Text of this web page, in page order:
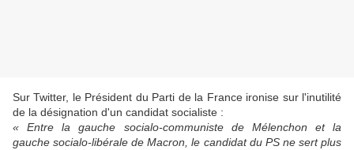
Sur Twitter, le Président du Parti de la France ironise sur l'inutilité
de la désignation d'un candidat socialiste :
« Entre la gauche socialo-communiste de Mélenchon et la
gauche socialo-libérale de Macron, le candidat du PS ne sert plus